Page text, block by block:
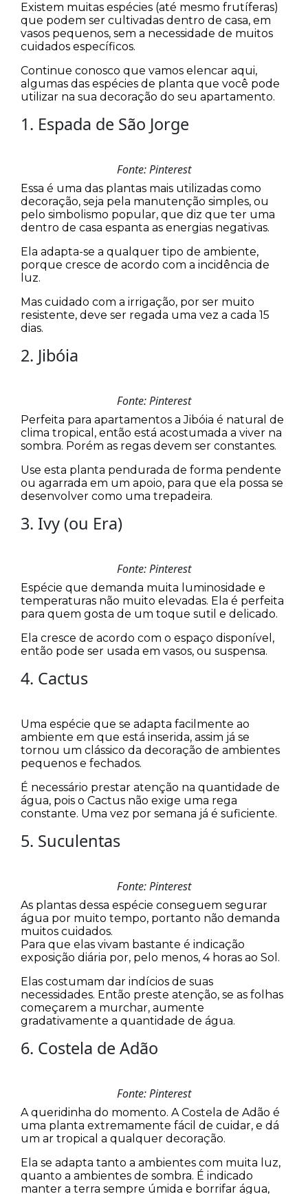
Existem muitas espécies (até mesmo frutíferas)
que podem ser cultivadas dentro de casa, em
vasos pequenos, sem a necessidade de muitos
cuidados específicos.
Continue conosco que vamos elencar aqui,
algumas das espécies de planta que você pode
utilizar na sua decoração do seu apartamento.
1. Espada de São Jorge
Fonte: Pinterest
Essa é uma das plantas mais utilizadas como
decoração, seja pela manutenção simples, ou
pelo simbolismo popular, que diz que ter uma
dentro de casa espanta as energias negativas.
Ela adapta-se a qualquer tipo de ambiente,
porque cresce de acordo com a incidência de
luz.
Mas cuidado com a irrigação, por ser muito
resistente, deve ser regada uma vez a cada 15
dias.
2. Jibóia
Fonte: Pinterest
Perfeita para apartamentos a Jibóia é natural de
clima tropical, então está acostumada a viver na
sombra. Porém as regas devem ser constantes.
Use esta planta pendurada de forma pendente
ou agarrada em um apoio, para que ela possa se
desenvolver como uma trepadeira.
3. Ivy (ou Era)
Fonte: Pinterest
Espécie que demanda muita luminosidade e
temperaturas não muito elevadas. Ela é perfeita
para quem gosta de um toque sutil e delicado.
Ela cresce de acordo com o espaço disponível,
então pode ser usada em vasos, ou suspensa.
4. Cactus
Uma espécie que se adapta facilmente ao
ambiente em que está inserida, assim já se
tornou um clássico da decoração de ambientes
pequenos e fechados.
É necessário prestar atenção na quantidade de
água, pois o Cactus não exige uma rega
constante. Uma vez por semana já é suficiente.
5. Suculentas
Fonte: Pinterest
As plantas dessa espécie conseguem segurar
água por muito tempo, portanto não demanda
muitos cuidados.
Para que elas vivam bastante é indicação
exposição diária por, pelo menos, 4 horas ao Sol.
Elas costumam dar indícios de suas
necessidades. Então preste atenção, se as folhas
começarem a murchar, aumente
gradativamente a quantidade de água.
6. Costela de Adão
Fonte: Pinterest
A queridinha do momento. A Costela de Adão é
uma planta extremamente fácil de cuidar, e dá
um ar tropical a qualquer decoração.
Ela se adapta tanto a ambientes com muita luz,
quanto a ambientes de sombra. É indicado
manter a terra sempre úmida e borrifar água,